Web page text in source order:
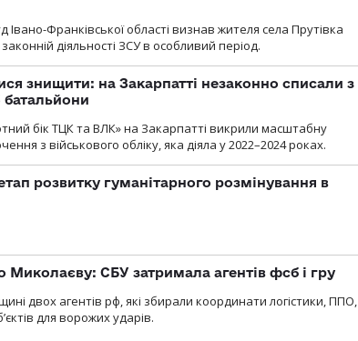
Франківської області визнав жителя села Прутівка
діяльності ЗСУ в особливий період.
знищити: на Закарпатті незаконно списали з
батальйони
бік ТЦК та ВЛК» на Закарпатті викрили масштабну
з військового обліку, яка діяла у 2022–2024 роках.
розвитку гуманітарного розмінування в
Миколаєву: СБУ затримала агентів фсб і гру
двох агентів рф, які збирали координати логістики, ППО,
для ворожих ударів.